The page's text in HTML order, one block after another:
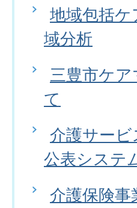
地域包括
域分析
三豊市ケ
て
介護サー
公表システ
介護保険事